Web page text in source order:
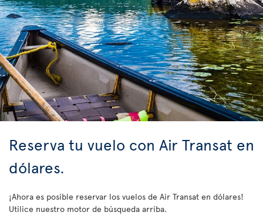
Reserva tu vuelo con Air Transat en
dólares.
¡Ahora es posible reservar los vuelos de Air Transat en dólares!
Utilice nuestro motor de búsqueda arriba.